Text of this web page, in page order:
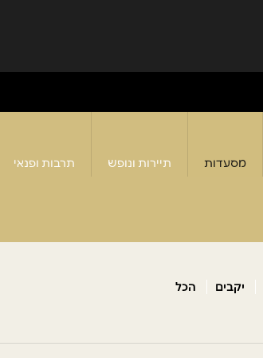
מסעדות תיירות ונופש תרבות ופנאי
יקבים הכל